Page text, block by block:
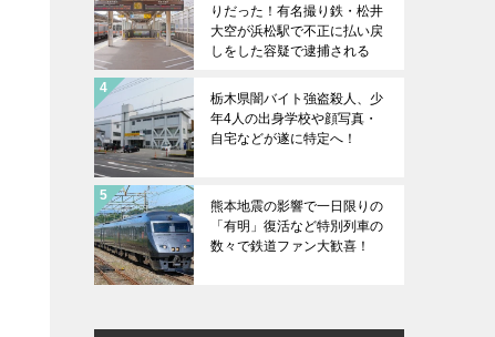
りだった！有名撮り鉄・松井
大空が浜松駅で不正に払い戻
しをした容疑で逮捕される
栃木県闇バイト強盗殺人、少
年4人の出身学校や顔写真・
自宅などが遂に特定へ！
熊本地震の影響で一日限りの
「有明」復活など特別列車の
数々で鉄道ファン大歓喜！